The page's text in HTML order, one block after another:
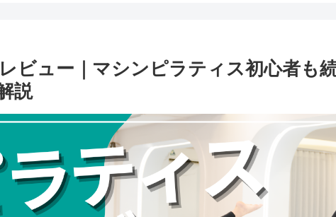
ビュー｜マシンピラティス初心者も
説